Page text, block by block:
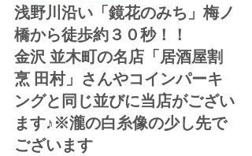
浅野川沿い「鏡花のみち」梅ノ
橋から徒歩約３０秒！！
金沢 並木町の名店「居酒屋割
烹 田村」さんやコインパーキ
ングと同じ並びに当店がござい
ます♪※瀧の白糸像の少し先で
ございます